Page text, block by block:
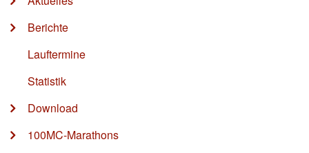
Berichte
Lauftermine
Statistik
Download
100MC-Marathons